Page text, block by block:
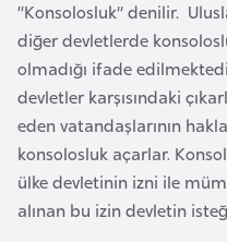
r
i
“Konsolosluk” denilir.
diğer devletlerde
olmadığı ifade
devletler karşısındaki
eden vatandaşlarının
konsolosluk açarlar.
ülke devletinin izni ile
alınan bu izin devletin
A
z
e
r
b
a
y